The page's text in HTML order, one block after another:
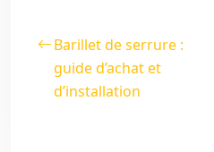
Barillet de serrure :
guide d’achat et
d’installation